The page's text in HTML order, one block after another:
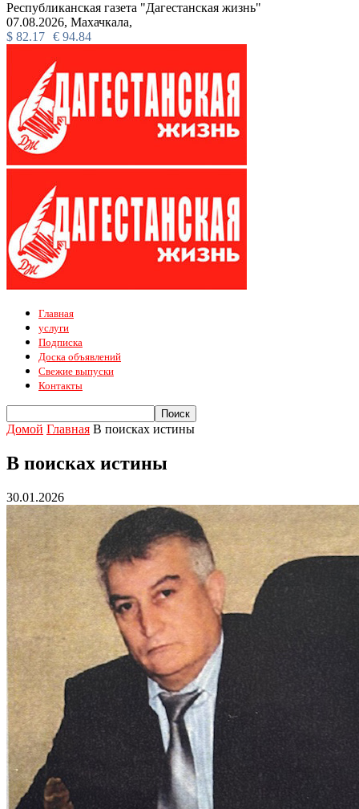
Республиканская газета "Дагестанская жизнь"
07.08.2026, Махачкала,
$ 82.17 € 94.84
Главная
услуги
Подписка
Доска объявлений
Свежие выпуски
Контакты
Домой Главная В поисках истины
В поисках истины
30.01.2026